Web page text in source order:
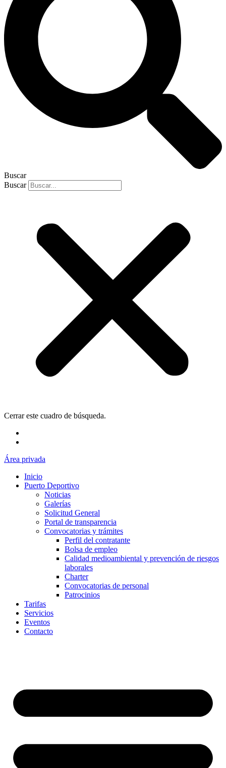
Buscar
Buscar
Cerrar este cuadro de búsqueda.
Área privada
Inicio
Puerto Deportivo
Noticias
Galerías
Solicitud General
Portal de transparencia
Convocatorias y trámites
Perfil del contratante
Bolsa de empleo
Calidad medioambiental y prevención de riesgos
laborales
Charter
Convocatorias de personal
Patrocinios
Tarifas
Servicios
Eventos
Contacto